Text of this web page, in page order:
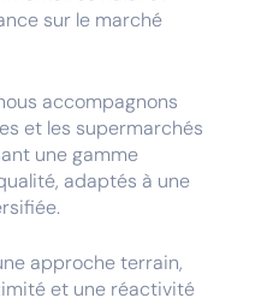
sur le marché
accompagnons
et les supermarchés
une gamme
adaptés à une
approche terrain,
et une réactivité